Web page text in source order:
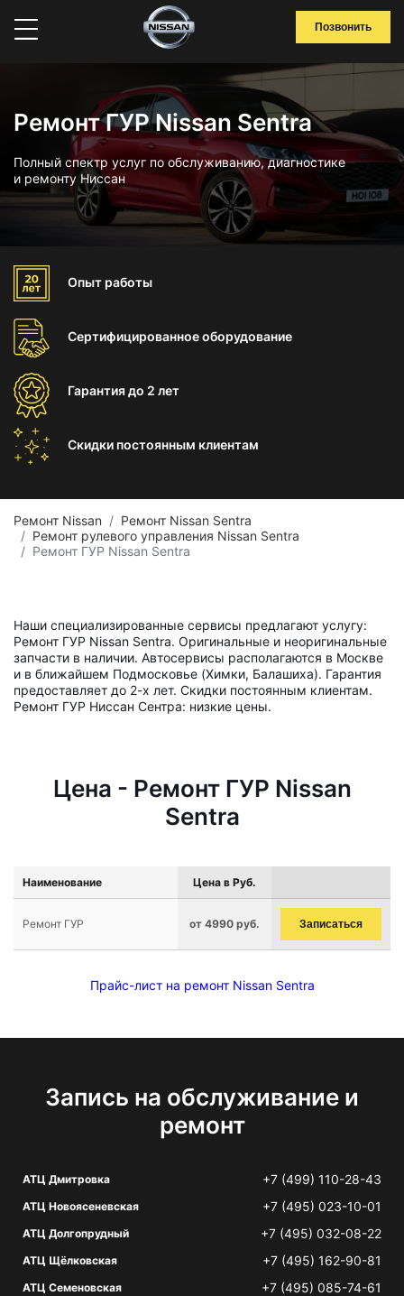
Позвонить
Ремонт ГУР Nissan Sentra
Полный спектр услуг по обслуживанию, диагностике
и ремонту Ниссан
Опыт работы
Сертифицированноеоборудование
Гарантиядо 2 лет
Скидки постоянным клиентам
Ремонт Nissan
Ремонт Nissan Sentra
Ремонт рулевого управления Nissan Sentra
Ремонт ГУР Nissan Sentra
Наши специализированные сервисы предлагают услугу:
Ремонт ГУР Nissan Sentra. Оригинальные и неоригинальные
запчасти в наличии. Автосервисы располагаются в Москве
и в ближайшем Подмосковье (Химки, Балашиха). Гарантия
предоставляет до 2-х лет. Скидки постоянным клиентам.
Ремонт ГУР Ниссан Сентра: низкие цены.
Цена - Ремонт ГУР Nissan
Sentra
Наименование Цена в Руб.
Ремонт ГУР от 4990 руб. Записаться
Прайс-лист на ремонт Nissan Sentra
Запись на обслуживание и
ремонт
АТЦ Дмитровка +7 (499) 110-28-43
АТЦ Новоясеневская +7 (495) 023-10-01
АТЦ Долгопрудный +7 (495) 032-08-22
АТЦ Щёлковская +7 (495) 162-90-81
АТЦ Семеновская +7 (495) 085-74-61